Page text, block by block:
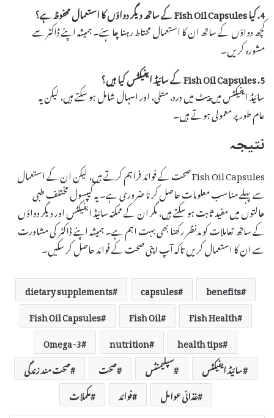
4. کیا Fish Oil Capsules کے ساتھ دیگر دواؤں کا استعمال محفوظ ہے؟
کچھ دواؤں کے ساتھ ان کا استعمال محتاط رہنا چاہئے۔ ہمیشہ اپنے ڈاکٹر سے
مشورہ کریں۔
5. Fish Oil Capsules کے سائیڈ ایفیکٹس کیا ہیں؟
سائیڈ ایفیکٹس میں پیٹ میں درد، متلی، اور اسہال شامل ہو سکتے ہیں، لیکن یہ
عام طور پر معمولی ہوتے ہیں۔
نتیجہ
Fish Oil Capsules صحت کے فوائد فراہم کرتے ہیں، لیکن ان کے استعمال
سے پہلے مناسب معلومات حاصل کرنا ضروری ہے۔ یہ کیپسول مختلف طبی
حالتوں میں مفید ثابت ہو سکتے ہیں، مگر ان کے ممکنہ سائیڈ ایفیکٹس اور دیگر دواؤں
کے ساتھ تعاملات کو مدنظر رکھنا بھی بہت اہم ہے۔ ہمیشہ اپنے ڈاکٹر کی مشاورت
سے ان کا استعمال کریں تاکہ آپ اپنی صحت کے فوائد حاصل کر سکیں۔
benefits
capsules
dietary supplements
Fish Health
Fish Oil
Fish Oil Capsules
health tips
nutrition
Omega-3
سائیڈ ایفیکٹس
سپلیمنٹس صحت
صحت مند زندگی
غذائی عوامل
فوائد مکملات